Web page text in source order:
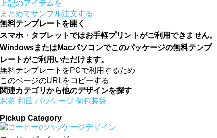
上記のアイテムを
まとめてサンプル注文する
無料テンプレートを開く
スマホ・タブレットではお手軽プリントがご利用できません。
WindowsまたはMacパソコンでこのパッケージの無料テンプ
レートがご利用いただけます。
無料テンプレートをPCで利用するため
このページのURLをコピーする
関連カテゴリから他のデザインを探す
お茶 和風 パッケージ 個包装袋
Pickup Category